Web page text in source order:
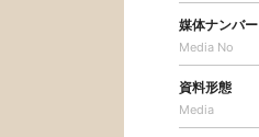
媒体ナンバー
Media No
資料形態
Media